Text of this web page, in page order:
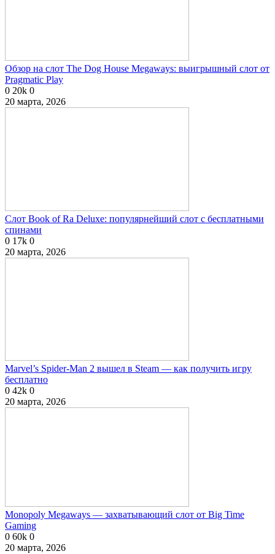
Обзор на слот The Dog House Megaways: выигрышный слот от
Pragmatic Play
0 20k 0
20 марта, 2026
Слот Book of Ra Deluxe: популярнейший слот с бесплатными
спинами
0 17k 0
20 марта, 2026
Marvel’s Spider-Man 2 вышел в Steam — как получить игру
бесплатно
0 42k 0
20 марта, 2026
Monopoly Megaways — захватывающий слот от Big Time
Gaming
0 60k 0
20 марта, 2026